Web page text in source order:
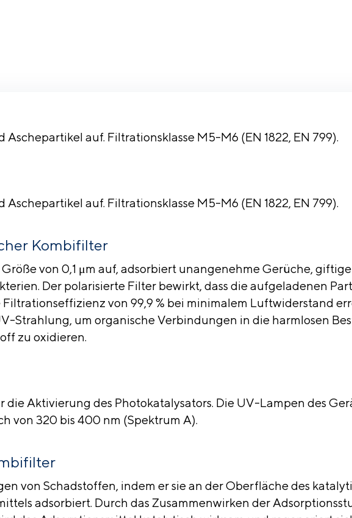
auf. Filtrationsklasse M5-M6 (EN 1822, EN 799).
auf. Filtrationsklasse M5-M6 (EN 1822, EN 799).
Kombifilter
von 0,1 μm auf, adsorbiert unangenehme Gerüche,
Der polarisierte Filter bewirkt, dass die aufgeladenen
von 99,9 % bei minimalem Luftwiderstand
Strahlung, um organische Verbindungen in die harmlosen
zu oxidieren.
Aktivierung des Photokatalysators. Die UV-Lampen des
von 320 bis 400 nm (Spektrum A).
von Schadstoffen, indem er sie an der Oberfläche des
adsorbiert. Durch das Zusammenwirken der